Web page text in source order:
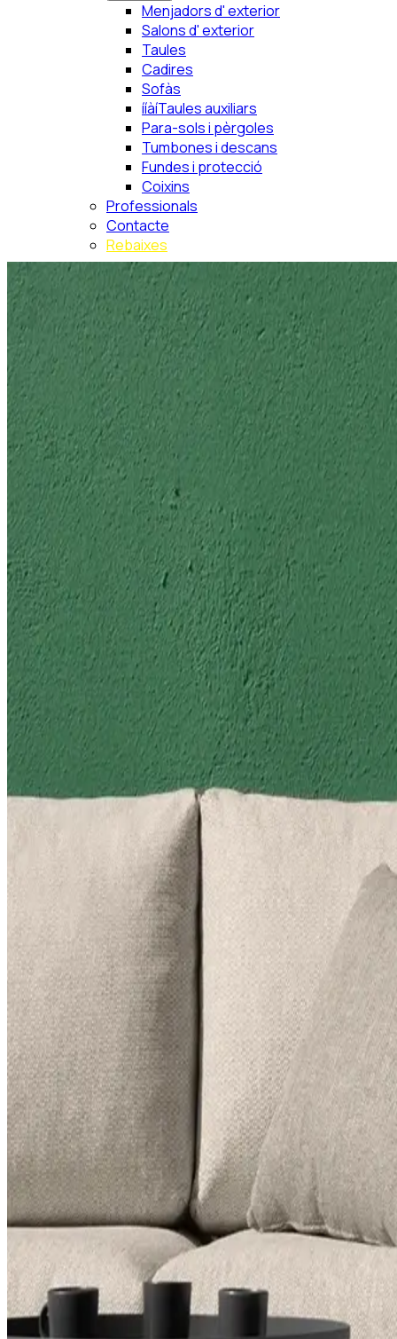
Menjadors d' exterior
Salons d' exterior
Taules
Cadires
Sofàs
ííàíTaules auxiliars
Para-sols i pèrgoles
Tumbones i descans
Fundes i protecció
Coixins
Professionals
Contacte
Rebaixes
Busca